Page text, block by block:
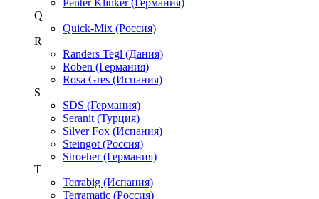
Penter Klinker (Германия)
Q
Quick-Mix (Россия)
R
Randers Tegl (Дания)
Roben (Германия)
Rosa Gres (Испания)
S
SDS (Германия)
Seranit (Турция)
Silver Fox (Испания)
Steingot (Россия)
Stroeher (Германия)
T
Terrabig (Испания)
Terramatic (Россия)